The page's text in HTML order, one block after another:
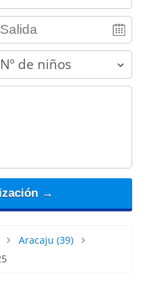
→
Aracaju (39)